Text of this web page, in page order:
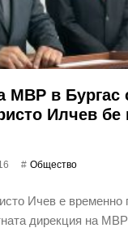
МВР в
Илчев бе
Общество
Ичев е временно
дирекция на